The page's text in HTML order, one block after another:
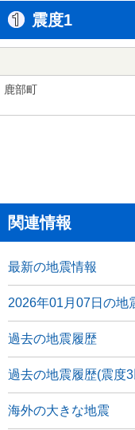
震度1
鹿部町
関連情報
最新の地震情報
2026年01月07日の地
過去の地震履歴
過去の地震履歴(震度
海外の大きな地震